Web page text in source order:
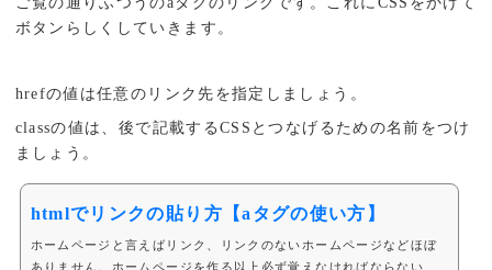
ボタンらしくしていきます。
hrefの値は任意のリンク先を指定しましょう。
classの値は、後で記載するCSSとつなげるための名前をつけ
ましょう。
htmlでリンクの貼り方【aタグの使い方】
ホームページと言えばリンク、リンクのないホームページなどほぼ
ありません。ホームページを作る以上必ず覚えなければならない